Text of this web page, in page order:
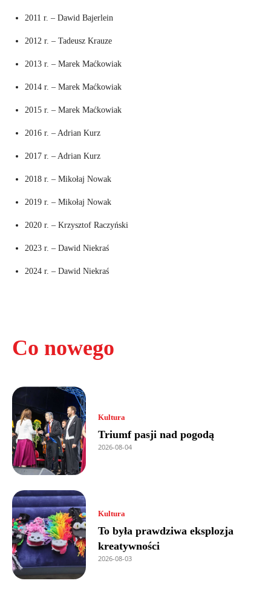
Co nowego
Kultura
Triumf pasji nad pogodą
2026-08-04
Kultura
To była prawdziwa eksplozja
kreatywności
2026-08-03
2011 r. – Dawid Bajerlein
2012 r. – Tadeusz Krauze
2013 r. – Marek Maćkowiak
2014 r. – Marek Maćkowiak
2015 r. – Marek Maćkowiak
2016 r. – Adrian Kurz
2017 r. – Adrian Kurz
2018 r. – Mikołaj Nowak
2019 r. – Mikołaj Nowak
2020 r. – Krzysztof Raczyński
2023 r. – Dawid Niekraś
2024 r. – Dawid Niekraś